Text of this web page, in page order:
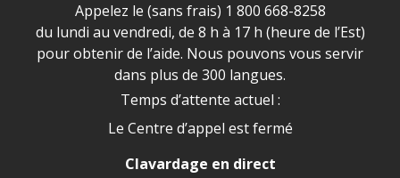
Appelez le (sans frais) 1 800 668-8258
du lundi au vendredi, de 8 h à 17 h (heure de l’Est)
pour obtenir de l’aide. Nous pouvons vous servir
dans plus de 300 langues.
Temps d’attente actuel :
Le Centre d’appel est fermé
Clavardage en direct